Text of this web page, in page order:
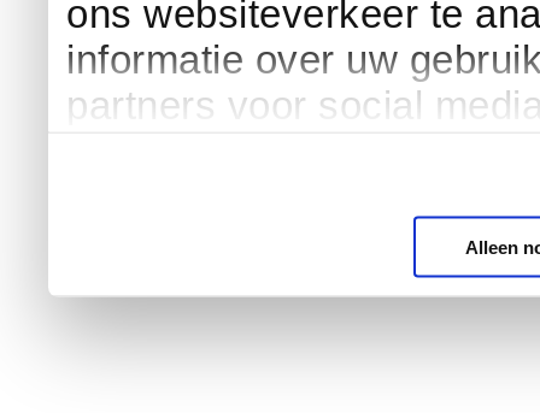
ons websiteverkeer te
informatie over uw
partners voor social
Alleen